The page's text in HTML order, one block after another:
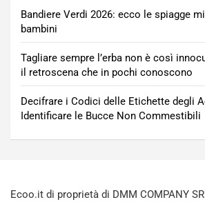
Bandiere Verdi 2026: ecco le spiagge
bambini
Tagliare sempre l’erba non è così
il retroscena che in pochi conoscono
Decifrare i Codici delle Etichette degli
Identificare le Bucce Non Commestibili
Ecoo.it di proprietà di DMM COMPANY